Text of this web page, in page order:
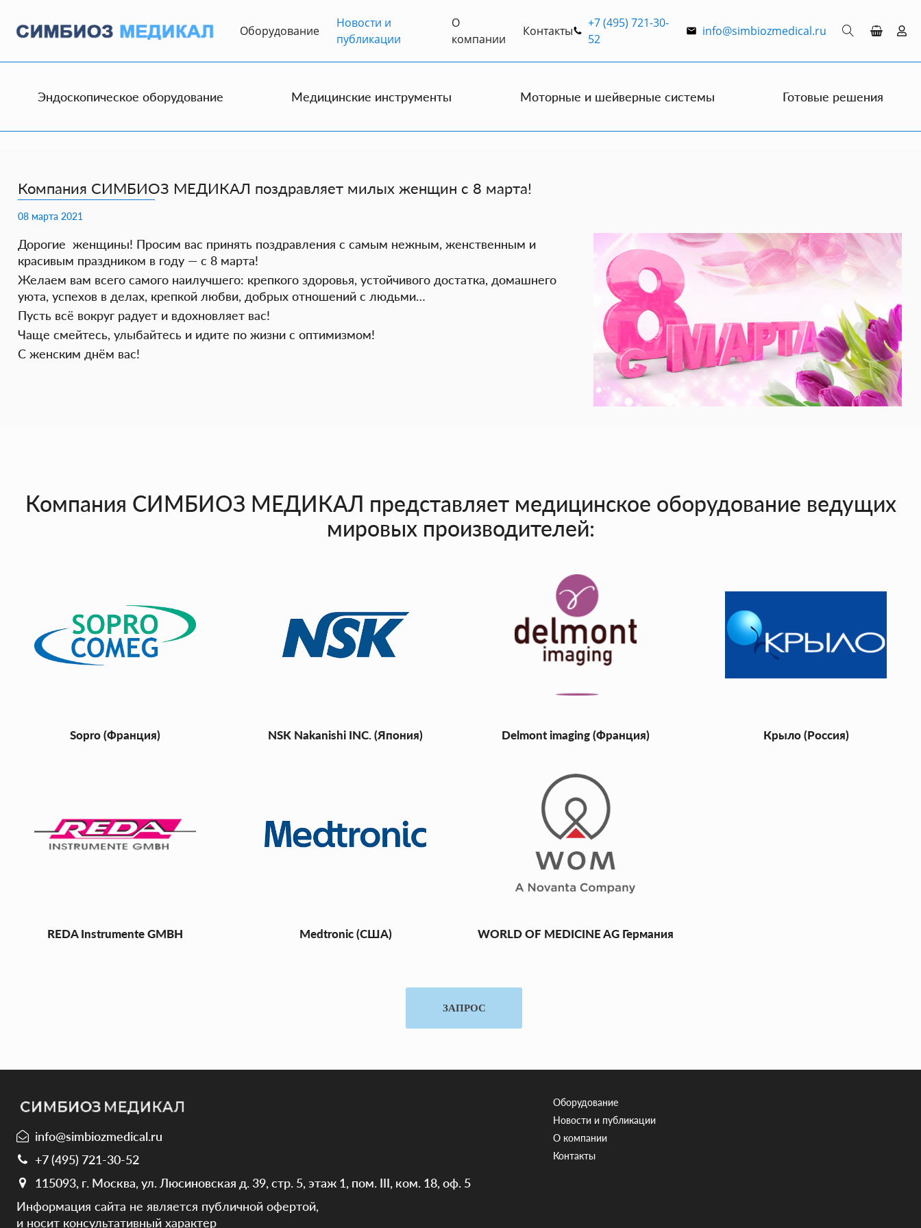
Оборудование
Новости и
публикации
О
компании
Контакты
+7 (495) 721-30-
52
info@simbiozmedical.ru
Эндоскопическое оборудование Медицинские инструменты Моторные и шейверные системы Готовые решения
Компания СИМБИОЗ МЕДИКАЛ поздравляет милых женщин с 8 марта!
08 марта 2021
Дорогие женщины! Просим вас принять поздравления с самым нежным, женственным и
красивым праздником в году — с 8 марта!
Желаем вам всего самого наилучшего: крепкого здоровья, устойчивого достатка, домашнего
уюта, успехов в делах, крепкой любви, добрых отношений с людьми…
Пусть всё вокруг радует и вдохновляет вас!
Чаще смейтесь, улыбайтесь и идите по жизни с оптимизмом!
С женским днём вас!
Компания СИМБИОЗ МЕДИКАЛ представляет медицинское оборудование ведущих
мировых производителей:
Sopro (Франция) NSK Nakanishi INC. (Япония) Delmont imaging (Франция) Крыло (Россия)
REDA Instrumente GMBH Medtronic (США) WORLD OF MEDICINE AG Германия
ЗАПРОС
info@simbiozmedical.ru
+7 (495) 721-30-52
115093, г. Москва, ул. Люсиновская д. 39, стр. 5, этаж 1, пом. III, ком. 18, оф. 5
Информация сайта не является публичной офертой,
и носит консультативный характер
Оборудование
Новости и публикации
О компании
Контакты
Оборудование
публикации
компании
инструменты
Моторные
шейверные
системы
Готовые
решения